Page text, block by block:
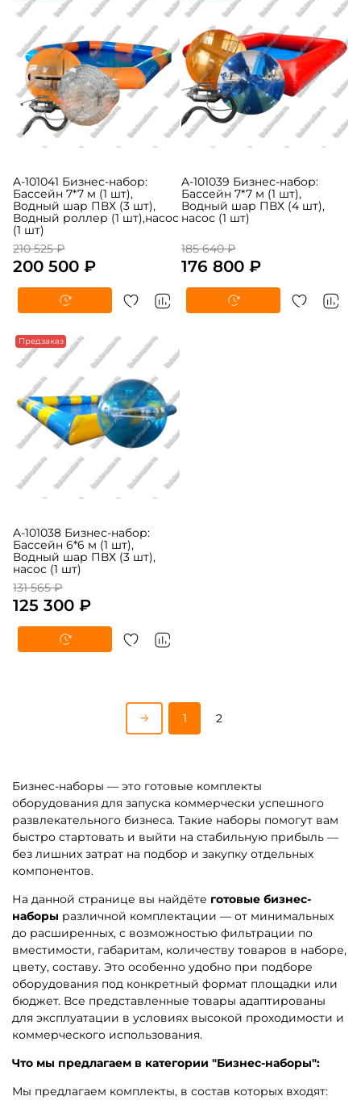
A-101041 Бизнес-набор:
Бассейн 7*7 м (1 шт),
Водный шар ПВХ (3 шт),
Водный роллер (1 шт),насос
(1 шт)
210 525 ₽
200 500 ₽
A-101039 Бизнес-набор:
Бассейн 7*7 м (1 шт),
Водный шар ПВХ (4 шт),
насос (1 шт)
185 640 ₽
176 800 ₽
Предзаказ
A-101038 Бизнес-набор:
Бассейн 6*6 м (1 шт),
Водный шар ПВХ (3 шт),
насос (1 шт)
131 565 ₽
125 300 ₽
Бизнес-наборы — это готовые комплекты
оборудования для запуска коммерчески успешного
развлекательного бизнеса. Такие наборы помогут вам
быстро стартовать и выйти на стабильную прибыль —
без лишних затрат на подбор и закупку отдельных
На данной странице вы найдётеготовые бизнес-
наборыразличной комплектации — от минимальных
до расширенных, с возможностью фильтрации по
вместимости, габаритам, количеству товаров в наборе,
цвету, составу. Это особенно удобно при подборе
оборудования под конкретный формат площадки или
бюджет. Все представленные товары адаптированы
для эксплуатации в условиях высокой проходимости и